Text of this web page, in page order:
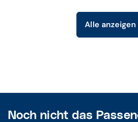
Alle anzeigen
Noch nicht das